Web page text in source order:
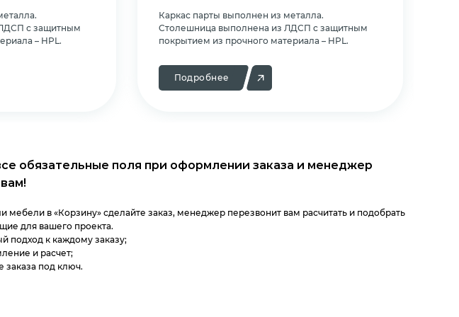
с защитным
– HPL.
Каркас парты выполнен из металла.
Cтолешница выполнена из ЛДСП с защитным
покрытием из прочного материала – HPL.
Подробнее
обязательные поля при оформлении заказа и менеджер
мебели в «Корзину» сделайте заказ, менеджер перезвонит вам расчитать и подобрать
для вашего проекта.
подход к каждому заказу;
и расчет;
заказа под ключ.